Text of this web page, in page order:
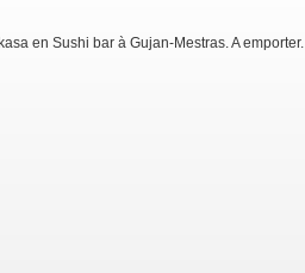
en Sushi bar à Gujan-Mestras. A emporter.